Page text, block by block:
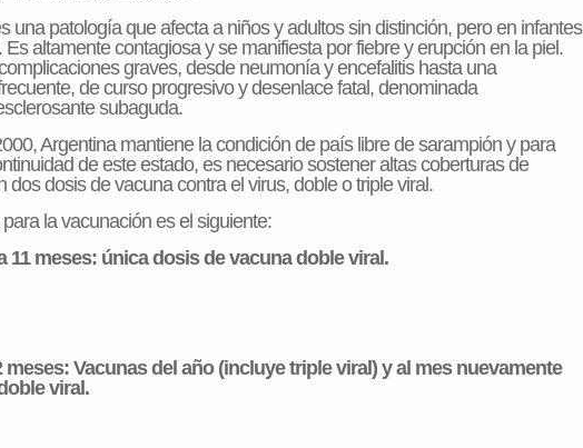
una patología que afecta a niños y adultos sin distinción, pero en infantes
Es altamente contagiosa y se manifiesta por fiebre y erupción en la piel.
graves, desde neumonía y encefalitis hasta una
de curso progresivo y desenlace fatal, denominada
subaguda.
Argentina mantiene la condición de país libre de sarampión y para
de este estado, es necesario sostener altas coberturas de
dos dosis de vacuna contra el virus, doble o triple viral.
la vacunación es el siguiente:
11 meses: única dosis de vacuna doble viral.
meses: Vacunas del año (incluye triple viral) y al mes nuevamente
viral.